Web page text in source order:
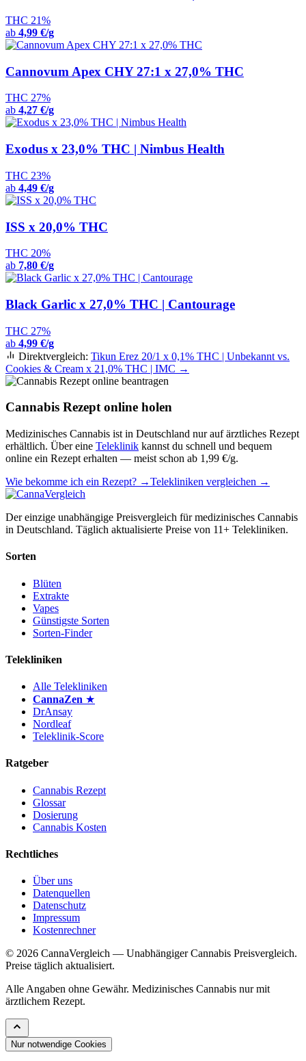
THC 21%
ab 4,99 €/g
Cannovum Apex CHY 27:1 x 27,0% THC
THC 27%
ab 4,27 €/g
Exodus x 23,0% THC | Nimbus Health
THC 23%
ab 4,49 €/g
ISS x 20,0% THC
THC 20%
ab 7,80 €/g
Black Garlic x 27,0% THC | Cantourage
THC 27%
ab 4,99 €/g
Direktvergleich: Tikun Erez 20/1 x 0,1% THC | Unbekannt vs.
Cookies & Cream x 21,0% THC | IMC →
Cannabis Rezept online holen
Medizinisches Cannabis ist in Deutschland nur auf ärztliches Rezept
erhältlich. Über eine Teleklinik kannst du schnell und bequem
online ein Rezept erhalten — meist schon ab 1,99 €/g.
Wie bekomme ich ein Rezept? →Telekliniken vergleichen →
Der einzige unabhängige Preisvergleich für medizinisches Cannabis
in Deutschland. Täglich aktualisierte Preise von 11+ Telekliniken.
Sorten
Blüten
Extrakte
Vapes
Günstigste Sorten
Sorten-Finder
Telekliniken
Alle Telekliniken
CannaZen ★
DrAnsay
Nordleaf
Teleklinik-Score
Ratgeber
Cannabis Rezept
Glossar
Dosierung
Cannabis Kosten
Rechtliches
Über uns
Datenquellen
Datenschutz
Impressum
Kostenrechner
© 2026 CannaVergleich — Unabhängiger Cannabis Preisvergleich.
Preise täglich aktualisiert.
Alle Angaben ohne Gewähr. Medizinisches Cannabis nur mit
ärztlichem Rezept.
Nur notwendige Cookies